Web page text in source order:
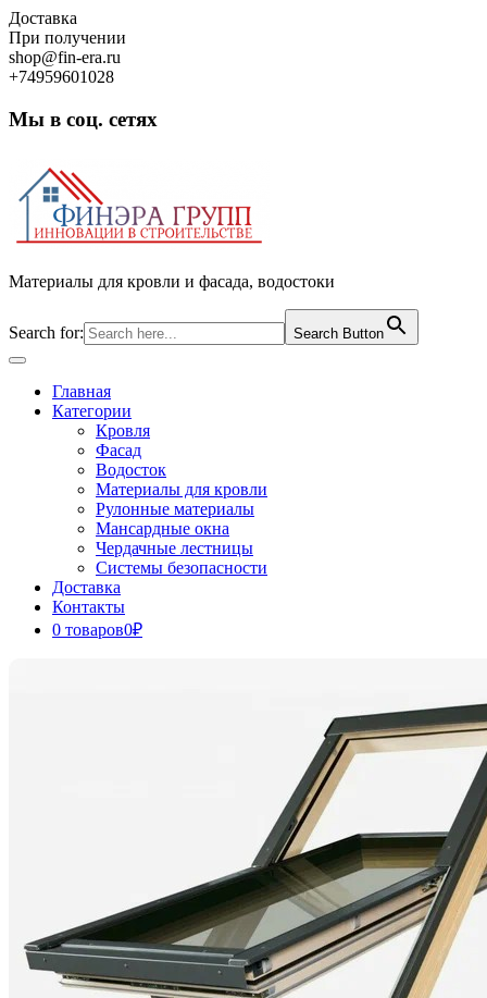
Skip
to
content
Доставка
При получении
shop@fin-era.ru
+74959601028
Мы в соц. сетях
Материалы для кровли и фасада, водостоки
Search for: Search Button
Open
ButtonГлавная
Категории
Кровля
Фасад
Водосток
Материалы для кровли
Рулонные материалы
Мансардные окна
Чердачные лестницы
Системы безопасности
Доставка
Контакты
0 товаров0₽